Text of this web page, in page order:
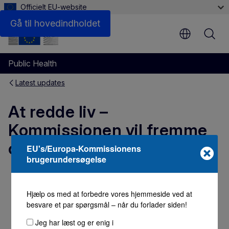
Gå til hovedindholdet
Officielt EU-website
Public Health
Latest updates
At redde liv –
Kommissionen vil fremme
organdonation i EU
8. december 2008Generaldirektoratet for Sundhed og
Fødevaresikkerhed1 min læsetid
EU's/Europa-Kommissionens
brugerundersøgelse
Hjælp os med at forbedre vores hjemmeside ved at
besvare et par spørgsmål – når du forlader siden!
Jeg har læst og er enig i